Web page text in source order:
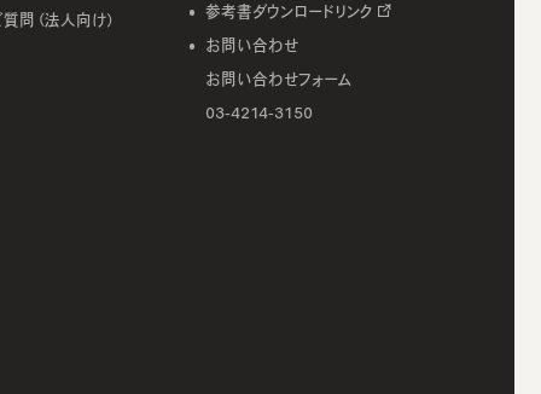
問（法人向け）
参考書ダウンロードリンク
お問い合わせ
お問い合わせフォーム
03-4214-3150